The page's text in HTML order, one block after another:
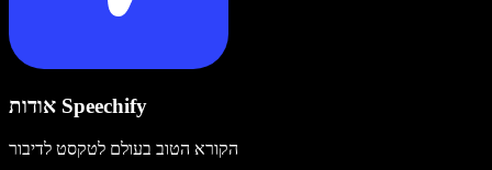
אודות Speechify
הקורא הטוב בעולם לטקסט לדיבור